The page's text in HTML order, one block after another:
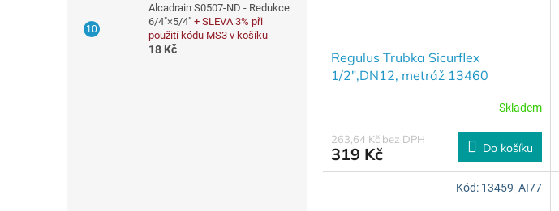
Alcadrain S0507-ND - Redukce
6/4"×5/4" + SLEVA 3% při
použití kódu MS3 v košíku
18 Kč
Regulus Trubka Sicurflex
1/2",DN12, metráž 13460
Skladem
263,64 Kč bez DPH
319 Kč Do košíku
Kód: 13459_AI77